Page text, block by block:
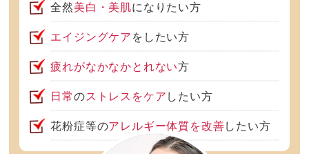
全然美白・美肌になりたい方
エイジングケア をしたい方
疲れがなかなかとれない方
日常のストレスをケア したい方
花粉症等のアレルギー体質を改善したい方